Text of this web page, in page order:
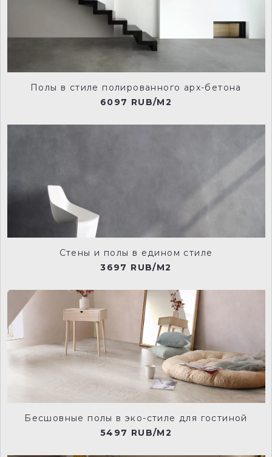
Полы в стиле полированного арх-бетона
6097 RUB/M2
Стены и полы в едином стиле
3697 RUB/M2
Бесшовные полы в эко-стиле для гостиной
5497 RUB/M2